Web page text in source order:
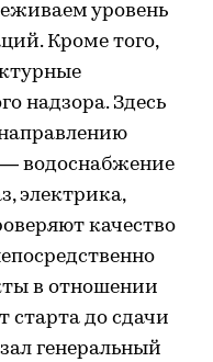
уровень
Кроме того,
надзора. Здесь
водоснабжение
электрика,
качество
в отношении
старта до сдачи
генеральный